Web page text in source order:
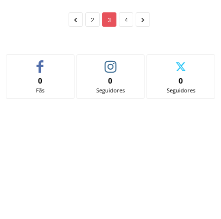
2 3 4
0
Fãs
0
Seguidores
0
Seguidores